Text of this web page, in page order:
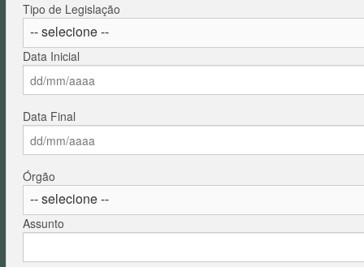
Tipo de Legislação
Data Inicial
Data Final
Órgão
Assunto